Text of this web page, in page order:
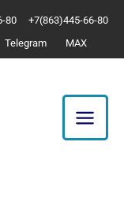
80
+7(863)445-66-80
Telegram MAX